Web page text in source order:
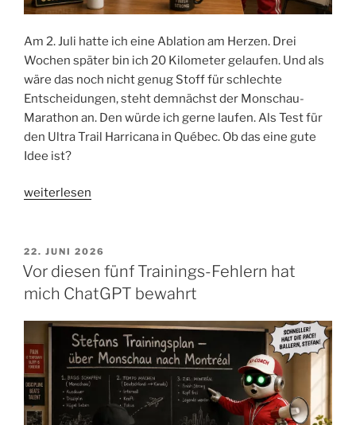
Am 2. Juli hatte ich eine Ablation am Herzen. Drei
Wochen später bin ich 20 Kilometer gelaufen. Und als
wäre das noch nicht genug Stoff für schlechte
Entscheidungen, steht demnächst der Monschau-
Marathon an. Den würde ich gerne laufen. Als Test für
den Ultra Trail Harricana in Québec. Ob das eine gute
Idee ist?
„Ablation,
Mindset:
Kann
ich
laufen?“
weiterlesen
VERÖFFENTLICHT
AM
22. JUNI 2026
Vor diesen fünf Trainings-Fehlern hat
mich ChatGPT bewahrt